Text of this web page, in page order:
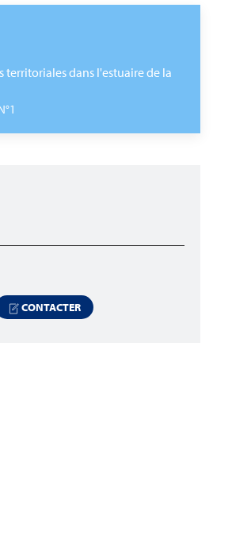
territoriales dans l'estuaire de la
CONTACTER